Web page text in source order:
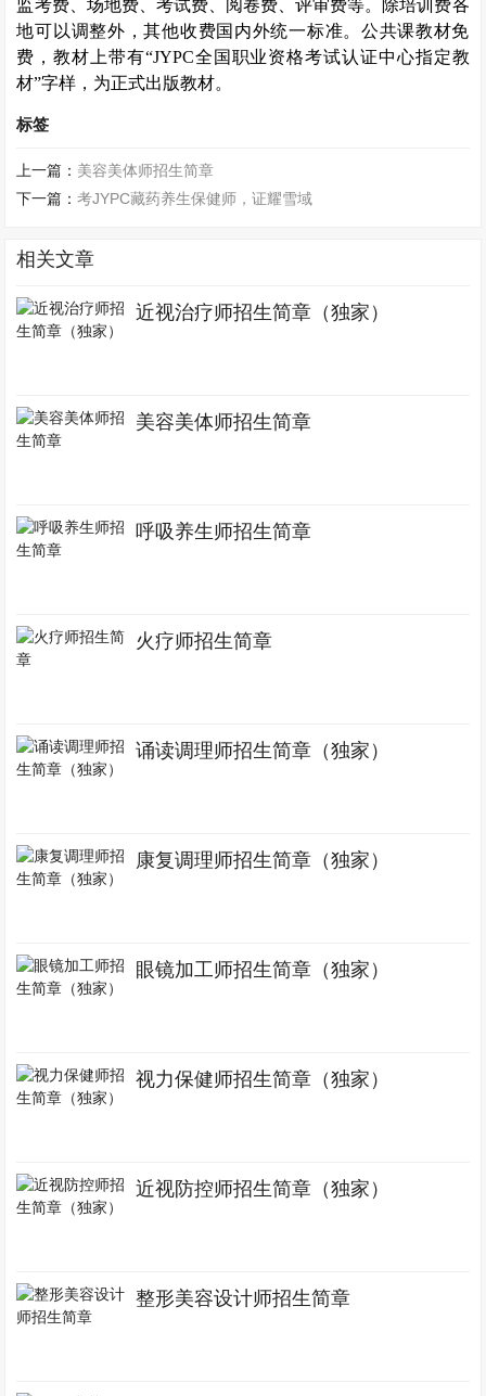
监考费、场地费、考试费、阅卷费、评审费等。除培训费各
地可以调整外，其他收费国内外统一标准。公共课教材免
费，教材上带有“JYPC全国职业资格考试认证中心指定教
材”字样，为正式出版教材。
标签
上一篇： 美容美体师招生简章
下一篇：考JYPC藏药养生保健师，证耀雪域
相关文章
近视治疗师招生简章（独家）
美容美体师招生简章
呼吸养生师招生简章
火疗师招生简章
诵读调理师招生简章（独家）
康复调理师招生简章（独家）
眼镜加工师招生简章（独家）
视力保健师招生简章（独家）
近视防控师招生简章（独家）
整形美容设计师招生简章